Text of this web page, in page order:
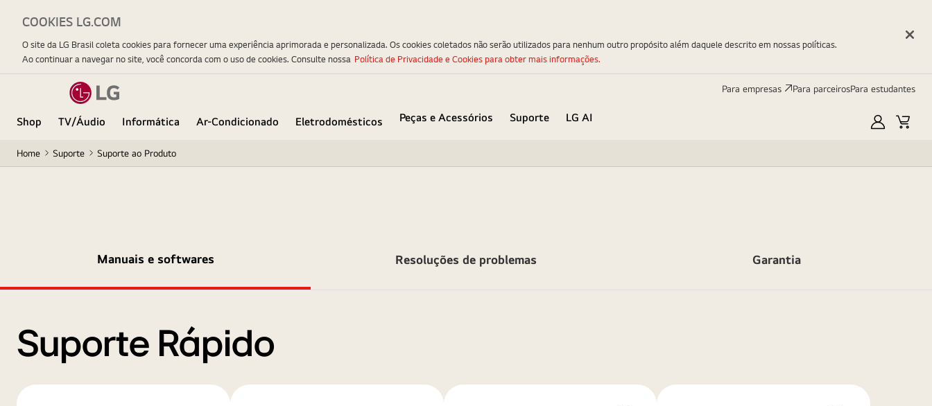
Para empresas Para parceirosPara estudantes
Shop TV/Áudio Informática Ar-Condicionado Eletrodomésticos Peças e Acessórios Suporte
LG AI
Minha
Home Suporte Suporte ao Produto
Manuais e softwares Resoluções de problemas Garantia
Suporte Rápido
COOKIES LG.COM
O site da LG Brasil coleta cookies para fornecer uma experiência aprimorada e personalizada. Os cookies coletados não serão utilizados para nenhum outro propósito além daquele descrito em nossas políticas.
Ao continuar a navegar no site, você concorda com o uso de cookies. Consulte nossa Política de Privacidade e Cookies para obter mais informações.